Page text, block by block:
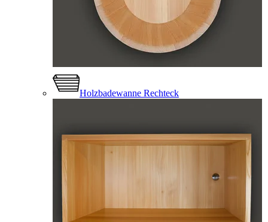
Holzbadewanne Rechteck